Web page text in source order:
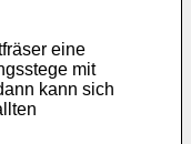
eine
mit
kann sich